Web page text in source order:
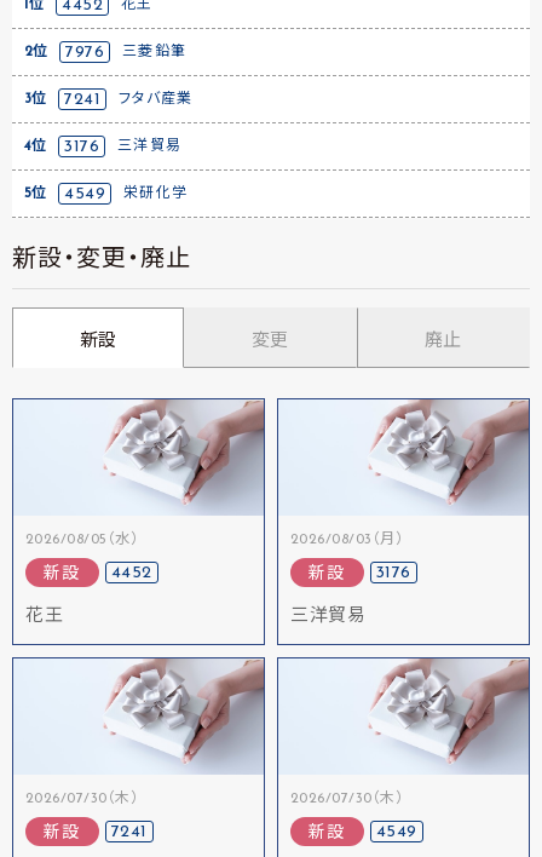
1位 4452 花王
2位 7976 三菱鉛筆
3位 7241 フタバ産業
4位 3176 三洋貿易
5位 4549 栄研化学
新設・変更・廃止
新設 変更 廃止
2026/08/05（水）
新設 4452
花王
2026/08/03（月）
新設 3176
三洋貿易
2026/07/30（木）
新設 7241
2026/07/30（木）
新設 4549